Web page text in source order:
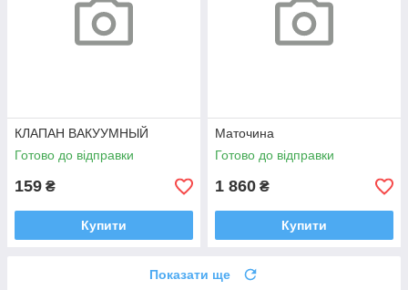
КЛАПАН ВАКУУМНЫЙ
Готово до відправки
159 ₴
Купити
Маточина
Готово до відправки
1 860 ₴
Купити
Показати ще